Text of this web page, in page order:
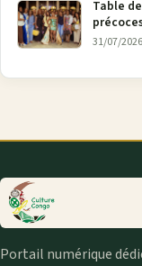
Table
aînée,
31/07/2026
Portail numérique